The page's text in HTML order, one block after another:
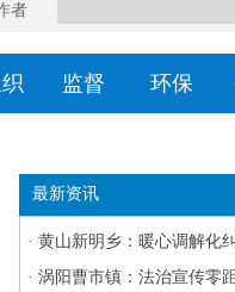
者
监督 环保
最新资讯
· 黄山新明乡：暖心调解化
· 涡阳曹市镇：法治宣传零